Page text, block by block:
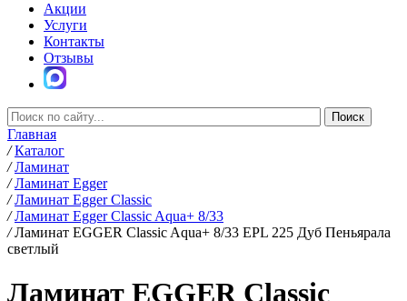
Акции
Услуги
Контакты
Отзывы
Главная
/ Каталог
/ Ламинат
/ Ламинат Egger
/ Ламинат Egger Classic
/ Ламинат Egger Classic Aqua+ 8/33
/ Ламинат EGGER Classic Aqua+ 8/33 EPL 225 Дуб Пеньярала
светлый
Ламинат EGGER Classic